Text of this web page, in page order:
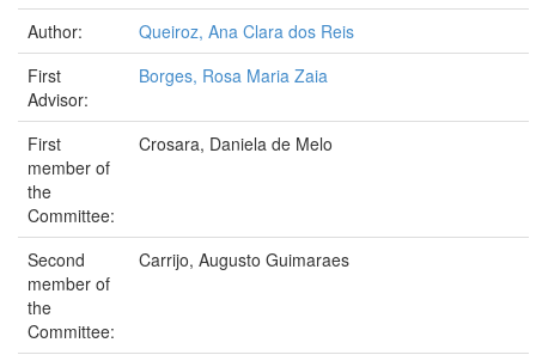
Author:
Queiroz, Ana Clara dos Reis
First
Advisor:
Borges, Rosa Maria Zaia
First
member of
the
Committee:
Crosara, Daniela de Melo
Second
member of
the
Committee:
Carrijo, Augusto Guimaraes